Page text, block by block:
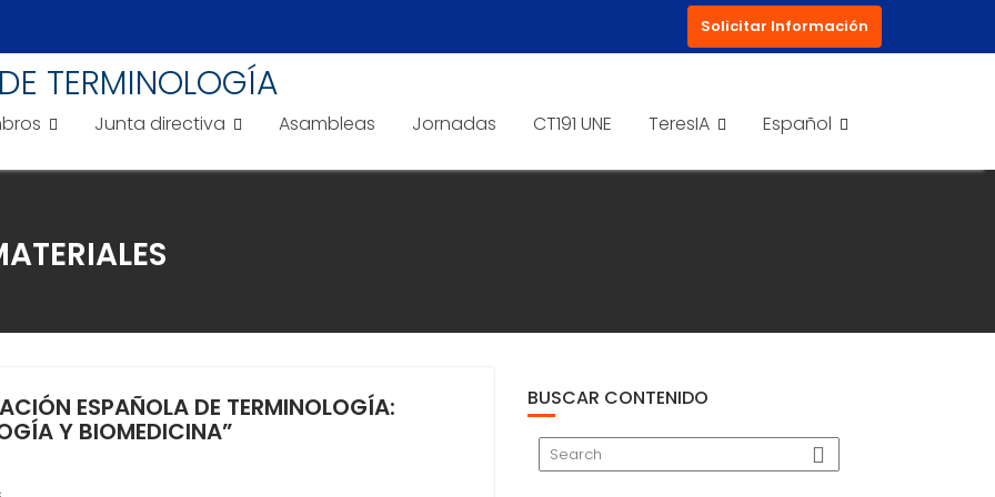
Solicitar Información
TERMINOLOGÍA
Junta directiva Asambleas Jornadas CT191 UNE TeresIA Español
ESPAÑOLA DE TERMINOLOGÍA:
Y BIOMEDICINA”
BUSCAR CONTENIDO